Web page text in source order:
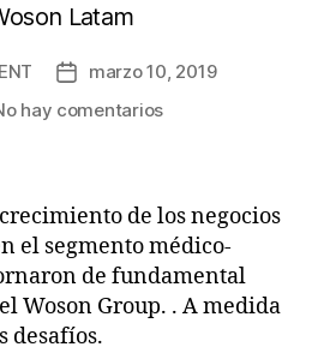
Latam
marzo 10, 2019
hay comentarios
de los negocios
el segmento médico-
de fundamental
Woson Group. . A medida
desafíos.